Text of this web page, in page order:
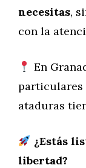
necesitas,
con la
En
particulares
ataduras
¿Estás
libertad?